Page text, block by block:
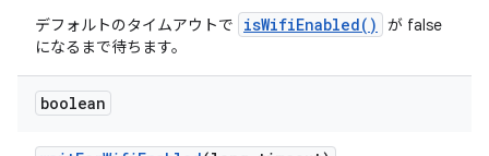
デフォルトのタイムアウトで isWifiEnabled()
が false
になるまで待ちます。
boolean